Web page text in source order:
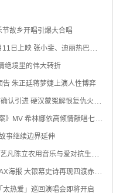
故乡开唱引爆大合唱
绝境里的伟大转折
告 朱正廷蒋梦婕上演人性博弈
事继续边界延伸
热爱」巡回演唱会即将开启